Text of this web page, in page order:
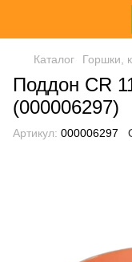
Каталог Горшки,
Поддон CR
(000006297)
Артикул: 000006297